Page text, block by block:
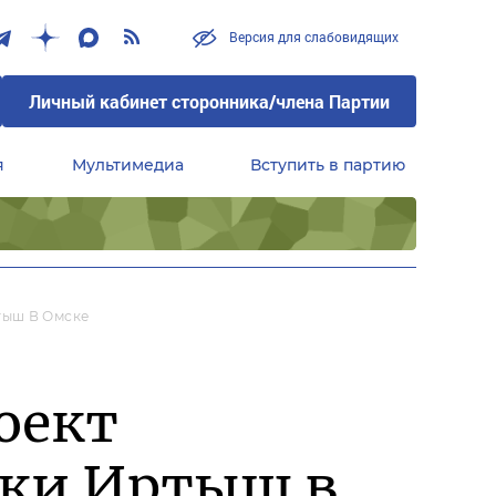
Версия для слабовидящих
Личный кабинет сторонника/члена Партии
Мультимедиа Вступить в партию
В Омске